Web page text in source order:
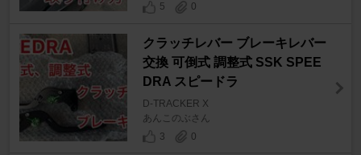
5
0
クラッチレバー ブレーキレバー
交換 可倒式 調整式 SSK SPEE
DRA スピードラ
D-TRACKER X
あんこのぶさん
3
0